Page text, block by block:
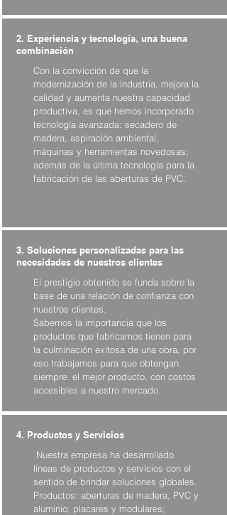
2. Experiencia y tecnología, una buena
combinación
Con la convicción de que la
modernización de la industria, mejora la
calidad y aumenta nuestra capacidad
productiva, es que hemos incorporado
tecnología avanzada: secadero de
madera, aspiración ambiental,
máquinas y herramientas novedosas;
además de la última tecnología para la
fabricación de las aberturas de PVC.
3. Soluciones personalizadas para las
necesidades de nuestros clientes
El prestigio obtenido se funda sobre la
base de una relación de confianza con
nuestros clientes.
Sabemos la importancia que los
productos que fabricamos tienen para
la culminación exitosa de una obra, por
eso trabajamos para que obtengan
siempre: el mejor producto, con costos
accesibles a nuestro mercado.
4. Productos y Servicios
Nuestra empresa ha desarrollado
líneas de productos y servicios con el
sentido de brindar soluciones globales.
Productos: aberturas de madera, PVC y
aluminio; placares y modulares;